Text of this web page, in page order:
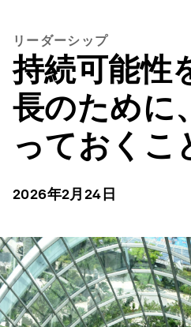
リーダーシップ
持続可能性
長のために
っておくこ
2026年2月24日